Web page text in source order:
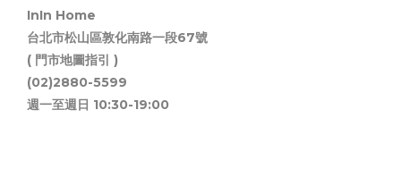
InIn Home
台北市松山區敦化南路一段67號
( 門市地圖指引 )
(02)2880-5599
週一至週日 10:30-19:00